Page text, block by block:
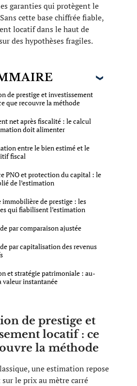
garanties qui protègent le
cette base chiffrée fiable,
locatif dans le haut de
des hypothèses fragiles.
de prestige et investissement
que recouvre la méthode
net après fiscalité : le calcul
doit alimenter
entre le bien estimé et le
fiscal
PNO et protection du capital : le
de l’estimation
immobilière de prestige : les
qui fiabilisent l’estimation
par comparaison ajustée
par capitalisation des revenus
et stratégie patrimoniale : au-
valeur instantanée
de prestige et
locatif : ce
la méthode
une estimation repose
le prix au mètre carré